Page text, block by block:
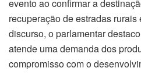
evento ao confirmar a
recuperação de estradas
discurso, o parlamentar
atende uma demanda dos
compromisso com o